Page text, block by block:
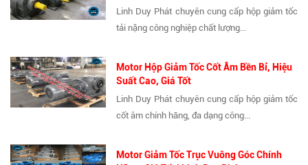
Linh Duy Phát chuyên cung cấp hộp giảm tốc
tải nặng công nghiệp chất lượng...
Motor Hộp Giảm Tốc Cốt Âm Bền Bỉ, Hiệu
Suất Cao, Giá Tốt
Linh Duy Phát chuyên cung cấp hộp giảm tốc
cốt âm chính hãng, đa dạng công...
Motor Giảm Tốc Trục Vuông Góc Chính